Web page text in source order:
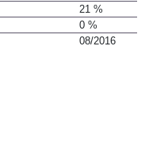
21 %
0 %
08/2016